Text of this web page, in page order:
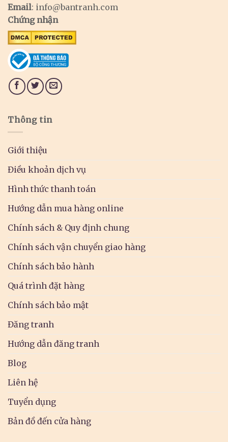
Email: info@bantranh.com
Chứng nhận
Thông tin
Giới thiệu
Điều khoản dịch vụ
Hình thức thanh toán
Hướng dẫn mua hàng online
Chính sách & Quy định chung
Chính sách vận chuyển giao hàng
Chính sách bảo hành
Quá trình đặt hàng
Chính sách bảo mật
Đăng tranh
Hướng dẫn đăng tranh
Blog
Liên hệ
Tuyển dụng
Bản đồ đến cửa hàng